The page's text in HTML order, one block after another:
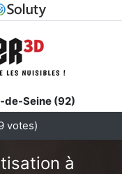
de-Seine (92)
votes)
à